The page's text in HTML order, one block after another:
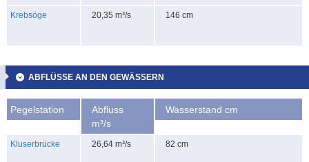
Krebsöge 20,35 m³/s 146 cm
ABFLÜSSE AN DEN GEWÄSSERN
Pegelstation
Abfluss
m³/s
Wasserstand cm
Kluserbrücke 26,64 m³/s 82 cm